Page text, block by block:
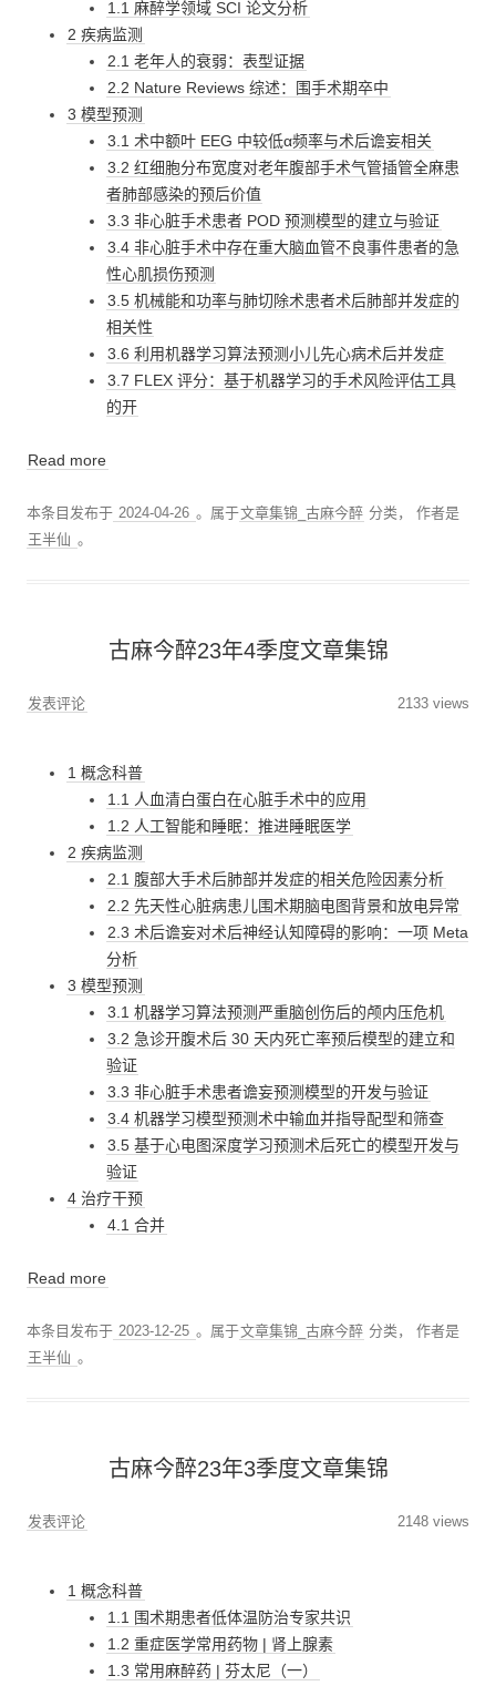
1.1 麻醉学领域 SCI 论文分析
2 疾病监测
2.1 老年人的衰弱：表型证据
2.2 Nature Reviews 综述：围手术期卒中
3 模型预测
3.1 术中额叶 EEG 中较低α频率与术后谵妄相关
3.2 红细胞分布宽度对老年腹部手术气管插管全麻患
者肺部感染的预后价值
3.3 非心脏手术患者 POD 预测模型的建立与验证
3.4 非心脏手术中存在重大脑血管不良事件患者的急
性心肌损伤预测
3.5 机械能和功率与肺切除术患者术后肺部并发症的
相关性
3.6 利用机器学习算法预测小儿先心病术后并发症
3.7 FLEX 评分：基于机器学习的手术风险评估工具
的开
Read more
本条目发布于 2024-04-26 。属于文章集锦_古麻今醉 分类，作者是
王半仙 。
古麻今醉23年4季度文章集锦
发表评论 2133 views
1 概念科普
1.1 人血清白蛋白在心脏手术中的应用
1.2 人工智能和睡眠：推进睡眠医学
2 疾病监测
2.1 腹部大手术后肺部并发症的相关危险因素分析
2.2 先天性心脏病患儿围术期脑电图背景和放电异常
2.3 术后谵妄对术后神经认知障碍的影响：一项 Meta
分析
3 模型预测
3.1 机器学习算法预测严重脑创伤后的颅内压危机
3.2 急诊开腹术后 30 天内死亡率预后模型的建立和
验证
3.3 非心脏手术患者谵妄预测模型的开发与验证
3.4 机器学习模型预测术中输血并指导配型和筛查
3.5 基于心电图深度学习预测术后死亡的模型开发与
验证
4 治疗干预
4.1 合并
Read more
本条目发布于 2023-12-25 。属于文章集锦_古麻今醉 分类，作者是
王半仙 。
古麻今醉23年3季度文章集锦
发表评论 2148 views
1 概念科普
1.1 围术期患者低体温防治专家共识
1.2 重症医学常用药物 | 肾上腺素
1.3 常用麻醉药 | 芬太尼（一）